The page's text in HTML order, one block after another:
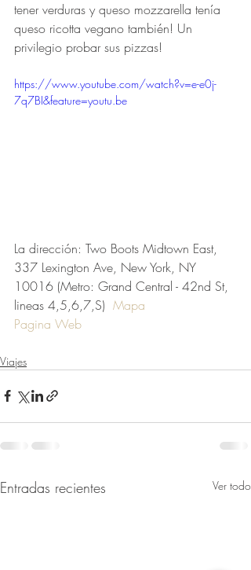
tener verduras y queso mozzarella tenía
queso ricotta vegano también! Un
privilegio probar sus pizzas!
https://www.youtube.com/watch?v=e-e0j-
7q7BI&feature=youtu.be
La dirección: Two Boots Midtown East,
337 Lexington Ave, New York, NY
10016 (Metro: Grand Central - 42nd St,
lineas 4,5,6,7,S) Mapa
Pagina Web
Viajes
Entradas recientes Ver todo